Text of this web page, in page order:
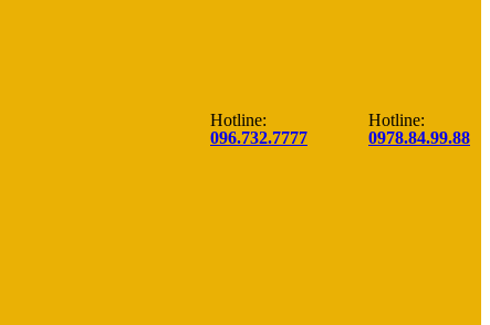
Hotline:
096.732.7777
Hotline:
0978.84.99.88